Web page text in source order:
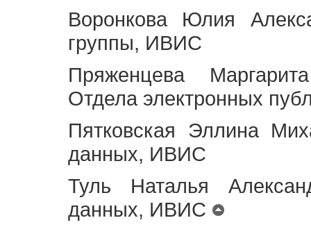
Воронкова Юлия
группы, ИВИС
Пряженцева
Отдела электронных
Пятковская Эллина
данных, ИВИС
Туль Наталья
данных, ИВИС